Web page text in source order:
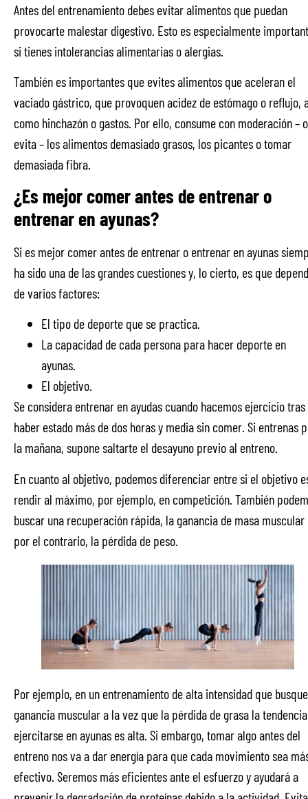
Antes del entrenamiento debes evitar alimentos que puedan
provocarte malestar digestivo. Esto es especialmente
si tienes intolerancias alimentarias o alergias.
También es importantes que evites alimentos que aceleran el
vaciado gástrico, que provoquen acidez de estómago o reflujo,
como hinchazón o gastos. Por ello, consume con moderación – o
evita – los alimentos demasiado grasos, los picantes o tomar
demasiada fibra.
¿Es mejor comer antes de entrenar o
entrenar en ayunas?
Si es mejor comer antes de entrenar o entrenar en ayunas
ha sido una de las grandes cuestiones y, lo cierto, es que
de varios factores:
El tipo de deporte que se practica.
La capacidad de cada persona para hacer deporte en
ayunas.
El objetivo.
Se considera entrenar en ayudas cuando hacemos ejercicio tras
haber estado más de dos horas y media sin comer. Si entrenas
la mañana, supone saltarte el desayuno previo al entreno.
En cuanto al objetivo, podemos diferenciar entre si el objetivo
rendir al máximo, por ejemplo, en competición. También
buscar una recuperación rápida, la ganancia de masa muscular
por el contrario, la pérdida de peso.
Por ejemplo, en un entrenamiento de alta intensidad que
ganancia muscular a la vez que la pérdida de grasa la
ejercitarse en ayunas es alta. Si embargo, tomar algo antes del
entreno nos va a dar energía para que cada movimiento sea
efectivo. Seremos más eficientes ante el esfuerzo y ayudará a